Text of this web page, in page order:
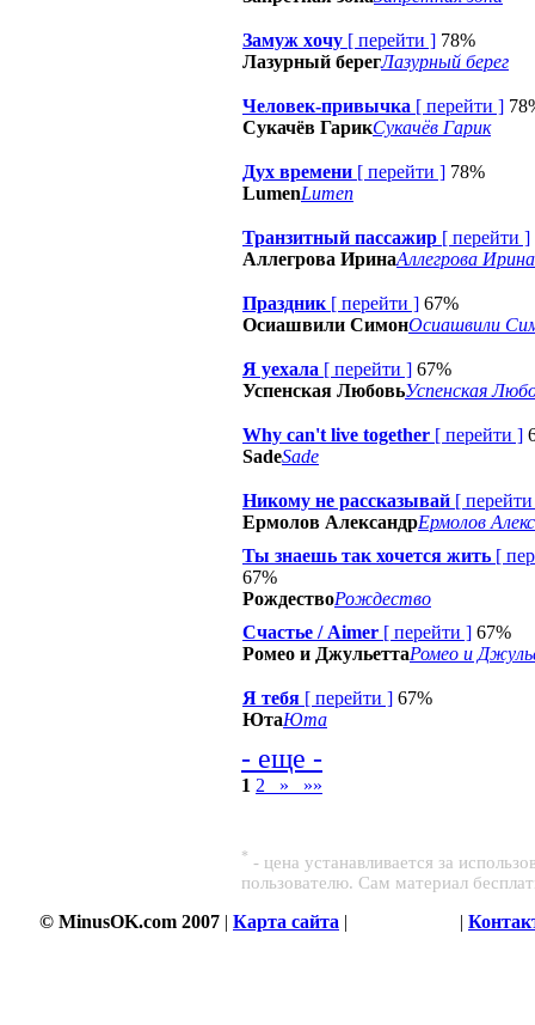
Замуж xочу [ перейти ] 78%
Лазурный берегЛазурный берег
Человек-привычка [ перейти ]
Сукачёв ГарикСукачёв Гарик
Дух времени [ перейти ] 78%
LumenLumen
Транзитный пассажир [ перейти ]
Аллегрова ИринаАллегрова Ирина
Праздник [ перейти ] 67%
Осиашвили СимонОсиашвили
Я уехала [ перейти ] 67%
Успенская ЛюбовьУспенская
Why can't live together [ перейти ]
SadeSade
Никому не рассказывай [ перейти
Ермолов АлександрЕрмолов
Ты знаешь так хочется жить [
67%
РождествоРождество
Счастье / Aimer [ перейти ] 67%
Ромео и ДжульеттаРомео и
Я тебя [ перейти ] 67%
ЮтаЮта
- еще -
1 2 » »»
* - цена устанавливается за
пользователю. Сам материал
© MinusOK.com 2007 | Карта сайта | |